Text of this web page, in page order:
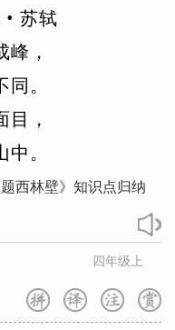
思致的绵密。此诗对
神完，浑化无迹，成为
四两句也堪作范例。诗
法，把山水描写得有
田”，山“送青”，水对
爱之情，这就使本来没
柔婉可爱，生动活泼。
人没说具体的植物，而
，环绕着绿意；青色，
要“送青来”，这就化实
房屋与山距离很近，主
• 苏轼
峰 ，
同。
目 ，
中。
西林壁》知识点归纳
四年级上